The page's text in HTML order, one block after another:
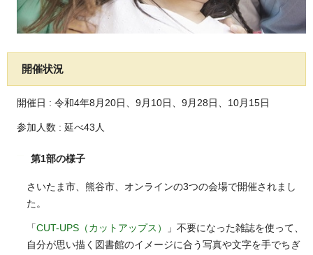
開催状況
開催日 : 令和4年8月20日、9月10日、9月28日、10月15日
参加人数 : 延べ43人
第1部の様子
さいたま市、熊谷市、オンラインの3つの会場で開催されまし
た。
「CUT-UPS（カットアップス）
」不要になった雑誌を使って、
自分が思い描く図書館のイメージに合う写真や文字を手でちぎ